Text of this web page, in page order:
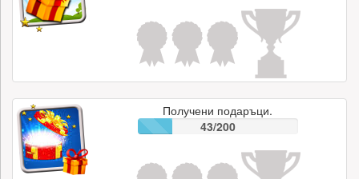
Получени подаръци.
43/200